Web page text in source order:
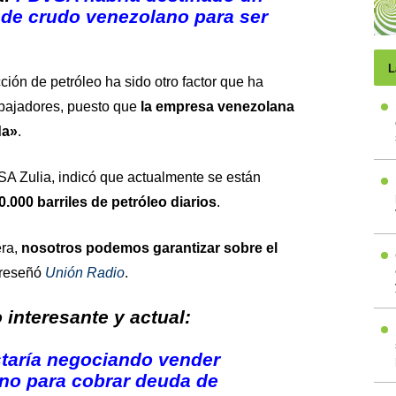
crudo venezolano para ser
de petróleo ha sido otro factor que ha
puesto que la empresa venezolana
.
Zulia, indicó que actualmente se están
barriles de petróleo diarios.
nosotros podemos garantizar sobre el
Unión Radio.
interesante y actual:
negociando vender
para cobrar deuda de